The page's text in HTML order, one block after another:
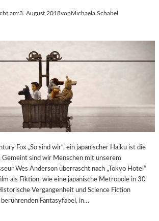
am:3. August 2018vonMichaela Schabel
Fox „So sind wir“, ein japanischer Haiku ist die
Gemeint sind wir Menschen mit unserem
Wes Anderson überrascht nach „Tokyo Hotel“
als Fiktion, wie eine japanische Metropole in 30
Vergangenheit und Science Fiction
Fantasyfabel, in…